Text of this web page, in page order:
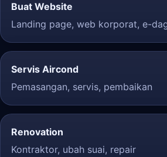
Buat Website
Landing page, web korporat, e-
Servis Aircond
Pemasangan, servis, pembaikan
Renovation
Kontraktor, ubah suai, repair